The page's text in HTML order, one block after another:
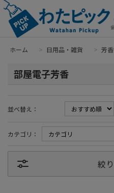
ホーム > 日用品・雑貨 > 芳
部屋電子芳香
並べ替え：
カテゴリ：
絞